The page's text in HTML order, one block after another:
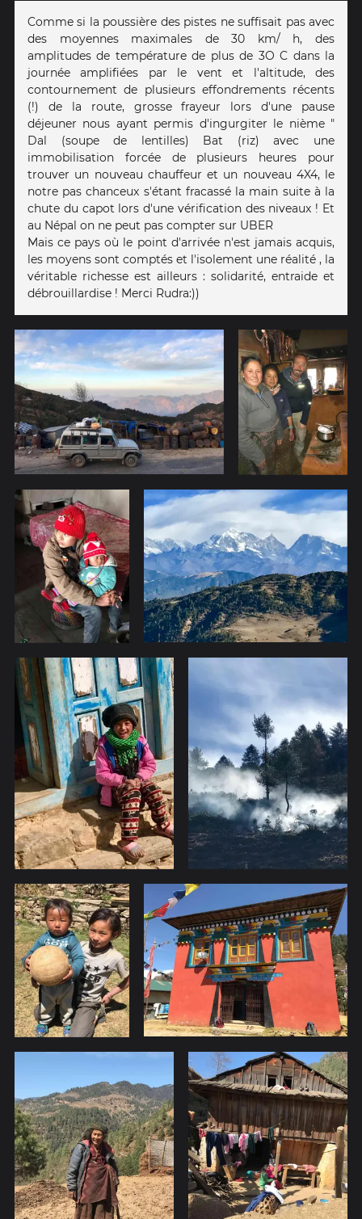
Comme si la poussière des pistes ne suffisait pas avec
des moyennes maximales de 30 km/ h, des
amplitudes de température de plus de 3O C dans la
journée amplifiées par le vent et l'altitude, des
contournement de plusieurs effondrements récents
(!) de la route, grosse frayeur lors d'une pause
déjeuner nous ayant permis d'ingurgiter le nième "
Dal (soupe de lentilles) Bat (riz) avec une
immobilisation forcée de plusieurs heures pour
trouver un nouveau chauffeur et un nouveau 4X4, le
notre pas chanceux s'étant fracassé la main suite à la
chute du capot lors d'une vérification des niveaux ! Et
au Népal on ne peut pas compter sur UBER
Mais ce pays où le point d'arrivée n'est jamais acquis,
les moyens sont comptés et l'isolement une réalité , la
véritable richesse est ailleurs : solidarité, entraide et
débrouillardise ! Merci Rudra:))